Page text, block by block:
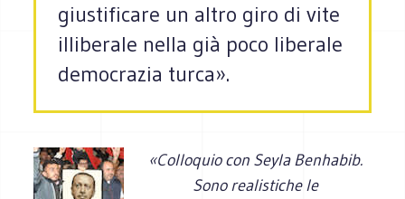
giustificare un altro giro di vite
illiberale nella già poco liberale
democrazia turca».
«Colloquio con Seyla Benhabib.
Sono realistiche le